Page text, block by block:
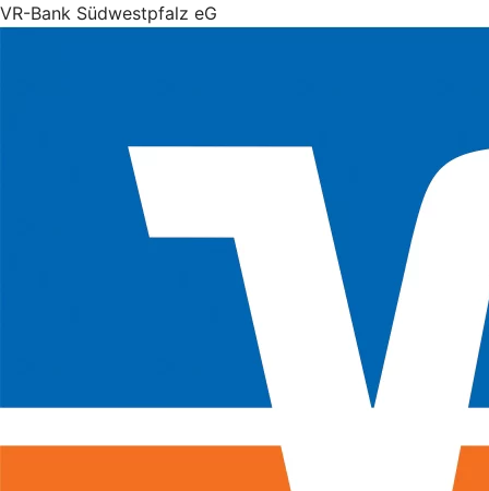
VR-Bank Südwestpfalz eG